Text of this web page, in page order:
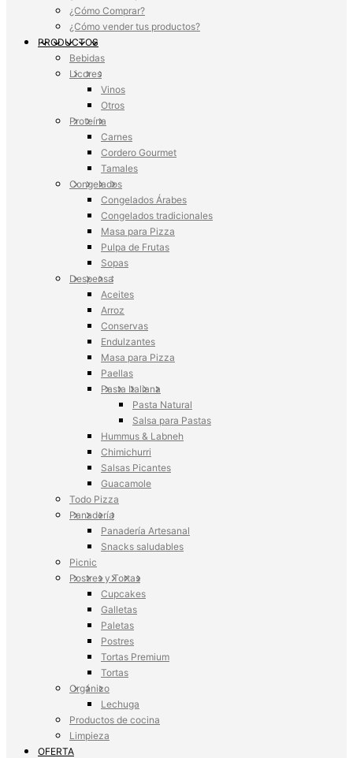
¿Cómo Comprar?
¿Cómo vender tus productos?
PRODUCTOS
Bebidas
Licores
Vinos
Otros
Proteína
Carnes
Cordero Gourmet
Tamales
Congelados
Congelados Árabes
Congelados tradicionales
Masa para Pizza
Pulpa de Frutas
Sopas
Despensa
Aceites
Arroz
Conservas
Endulzantes
Masa para Pizza
Paellas
Pasta Italiana
Pasta Natural
Salsa para Pastas
Hummus & Labneh
Chimichurri
Salsas Picantes
Guacamole
Todo Pizza
Panadería
Panadería Artesanal
Snacks saludables
Picnic
Postres y Tortas
Cupcakes
Galletas
Paletas
Postres
Tortas Premium
Tortas
Orgánico
Lechuga
Productos de cocina
Limpieza
OFERTA